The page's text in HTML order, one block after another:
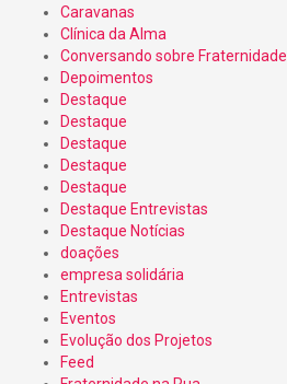
Caravanas
Clínica da Alma
Conversando sobre Fraternidade
Depoimentos
Destaque
Destaque
Destaque
Destaque
Destaque
Destaque Entrevistas
Destaque Notícias
doações
empresa solidária
Entrevistas
Eventos
Evolução dos Projetos
Feed